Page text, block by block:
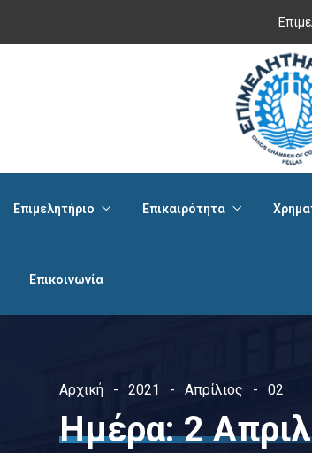
Επιμελητήριο Επικαιρότητα
Επικοινωνία
Αρχική 2021 Απρίλιος 02
Ημέρα:2